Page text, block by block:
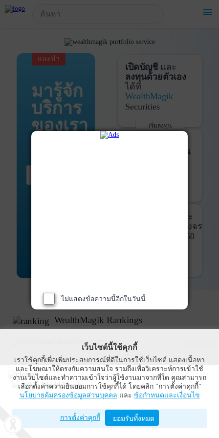
menu
แนะนำ
มารู้จัก
บริการ
ของเรา
เปิดบัญชีและ
ลงทุนด้วยตัวเอง
ได้ที่
WealthMagik
Securities
เริ่มลงทุน
ติดตามการลงทุน
และ
ที่ครบวงจร
360
WealthMagik Rankings
Top Returns
WealthMagik
Wealth Management System Limited
เปิดด้วยแอป WealthMagik
!-- Start Advertise -->
ไม่แสดงข้อความนี้อีกในวันนี้
เว็บไซต์นี้ใช้คุกกี้
เราใช้คุกกี้เพื่อเพิ่มประสบการณ์ที่ดีในการใช้เว็บไซต์ แสดงเนื้อหา
และโฆษณาให้ตรงกับความสนใจ รวมถึงเพื่อวิเคราะห์การเข้าใช้
งานเว็บไซต์และทำความเข้าใจว่าผู้ใช้งานมาจากที่ใด คุณสามารถ
เลือกตั้งค่าความยินยอมการใช้คุกกี้ได้ โดยคลิก "การตั้งค่าคุกกี้"
นโยบายคุ้มครองข้อมูลส่วนบุคคล และ ข้อกำหนดและเงื่อนไข
การตั้งค่าคุกกี้ ยอมรับทั้งหมด